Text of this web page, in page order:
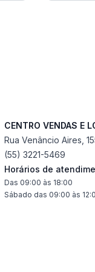
CENTRO VENDAS E
Rua Venâncio Aires,
(55) 3221-5469
Horários de
Das 09:00 às 18:00
Sábado das 09:00 às